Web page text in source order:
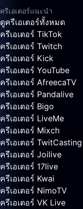
ครีเอเตอร์แนะนำ
ดูครีเอเตอร์ทั้งหมด
ครีเอเตอร์ TikTok
ครีเอเตอร์ Twitch
ครีเอเตอร์ Kick
ครีเอเตอร์ YouTube
ครีเอเตอร์ AfreecaTV
ครีเอเตอร์ Pandalive
ครีเอเตอร์ Bigo
ครีเอเตอร์ LiveMe
ครีเอเตอร์ Mixch
ครีเอเตอร์ TwitCasting
ครีเอเตอร์ Joilive
ครีเอเตอร์ 17live
ครีเอเตอร์ Kwai
ครีเอเตอร์ NimoTV
ครีเอเตอร์ VK Live